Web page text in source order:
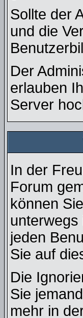
Sollte der
und die
Der
erlauben
Server
In der
Forum
können
jeden
Sie auf
Die
Sie
mehr in